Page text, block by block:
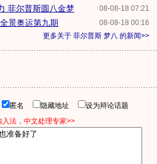
08-08-18 07:21
菲尔普斯圆八金梦
08-08-18 00:16
景奥运第九期
更多关于 菲尔普斯 梦八 的新闻>>
匿名 隐藏地址
设为辩论话题
入法，中文处理专家>>